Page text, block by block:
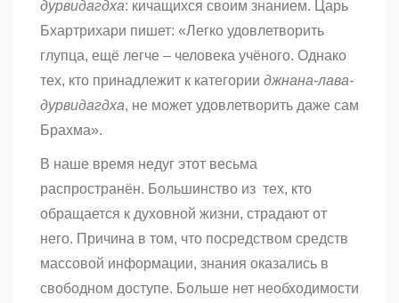
дурвидагдха: кичащихся своим знанием. Царь
Бхартрихари пишет: «Легко удовлетворить
глупца, ещё легче – человека учёного. Однако
тех, кто принадлежит к категории джнана-лава-
дурвидагдха, не может удовлетворить даже сам
Брахма».
В наше время недуг этот весьма
распространён. Большинство из тех, кто
обращается к духовной жизни, страдают от
него. Причина в том, что посредством средств
массовой информации, знания оказались в
свободном доступе. Больше нет необходимости